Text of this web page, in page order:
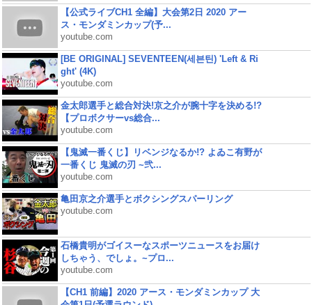
【公式ライブCH1 全編】大会第2日 2020 アー
ス・モンダミンカップ(予...
youtube.com
[BE ORIGINAL] SEVENTEEN(세븐틴) 'Left & Ri
ght' (4K)
youtube.com
金太郎選手と総合対決!京之介が腕十字を決める!?
【プロボクサーvs総合...
youtube.com
【鬼滅一番くじ】リベンジなるか!? よゐこ有野が
一番くじ 鬼滅の刃 ~弐...
youtube.com
亀田京之介選手とボクシングスパーリング
youtube.com
石橋貴明がゴイスーなスポーツニュースをお届け
しちゃう、でしょ。~プロ...
youtube.com
【CH1 前編】2020 アース・モンダミンカップ 大